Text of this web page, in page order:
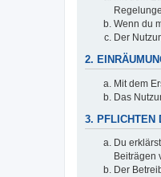
Wenn du
Der
2.
Mit dem
Das
3. PFLICHTEN
Du
Beiträgen
Der